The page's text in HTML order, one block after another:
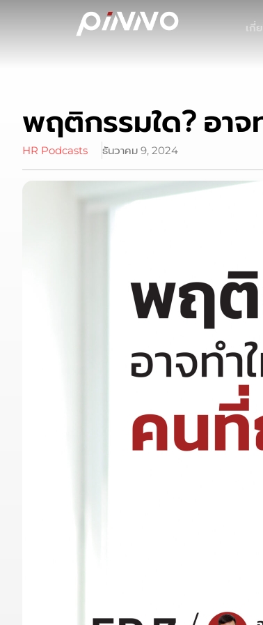
เกี่
พฤติกรรมใด? อา
HR Podcasts ธันวาคม 9, 2024